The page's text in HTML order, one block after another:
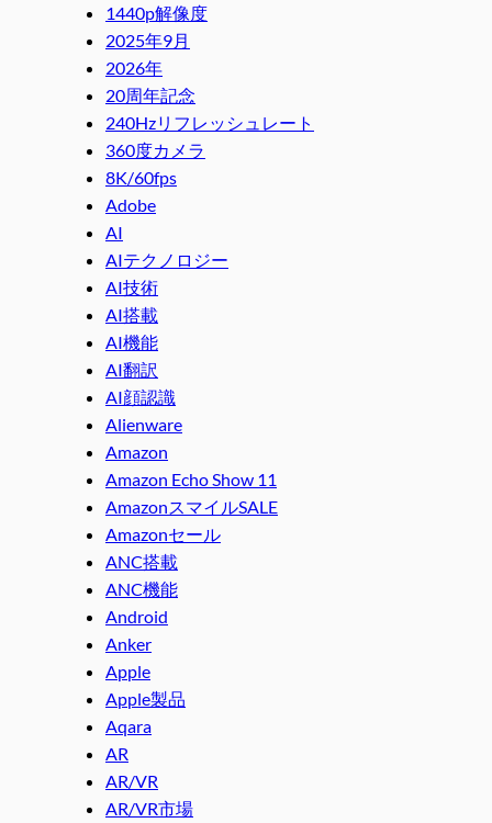
1440p解像度
2025年9月
2026年
20周年記念
240Hzリフレッシュレート
360度カメラ
8K/60fps
Adobe
AI
AIテクノロジー
AI技術
AI搭載
AI機能
AI翻訳
AI顔認識
Alienware
Amazon
Amazon Echo Show 11
AmazonスマイルSALE
Amazonセール
ANC搭載
ANC機能
Android
Anker
Apple
Apple製品
Aqara
AR
AR/VR
AR/VR市場